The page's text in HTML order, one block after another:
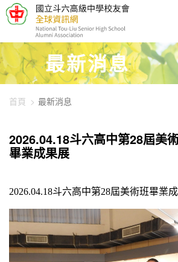
448-2952
最新消息
首頁 最新消息
2026.04.18斗六高中第28屆美
畢業成果展
2026.04.18斗六高中第28屆美術班畢業